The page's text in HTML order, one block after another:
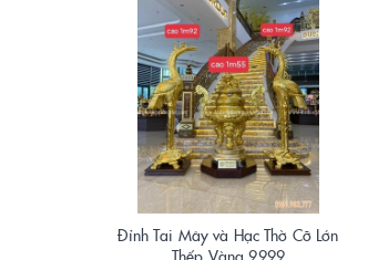
Đỉnh Tai Mây và Hạc Thờ Cỡ Lớn
Thếp Vàng 9999